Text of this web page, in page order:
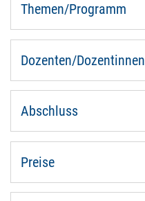
Themen/Programm
Dozenten/Dozentinnen
Abschluss
Preise